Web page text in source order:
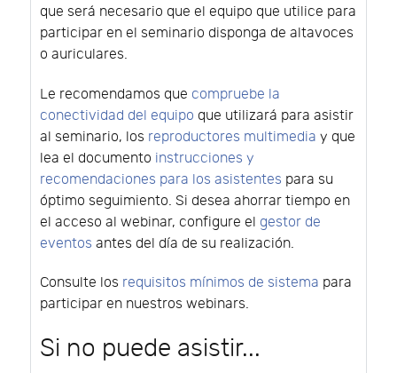
que será necesario que el equipo que utilice para
participar en el seminario disponga de altavoces
o auriculares.
Le recomendamos que compruebe la
conectividad del equipo que utilizará para asistir
al seminario, los reproductores multimedia y que
lea el documento instrucciones y
recomendaciones para los asistentes para su
óptimo seguimiento. Si desea ahorrar tiempo en
el acceso al webinar, configure el gestor de
eventos antes del día de su realización.
Consulte los requisitos mínimos de sistema para
participar en nuestros webinars.
Si no puede asistir...